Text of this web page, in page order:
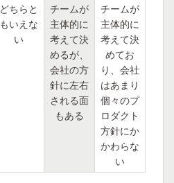
どちらと
もいえな
い
チームが
主体的に
考えて決
めるが、
会社の方
針に左右
される面
もある
チームが
主体的に
考えて決
めてお
り、会社
はあまり
個々のプ
ロダクト
方針にか
かわらな
い